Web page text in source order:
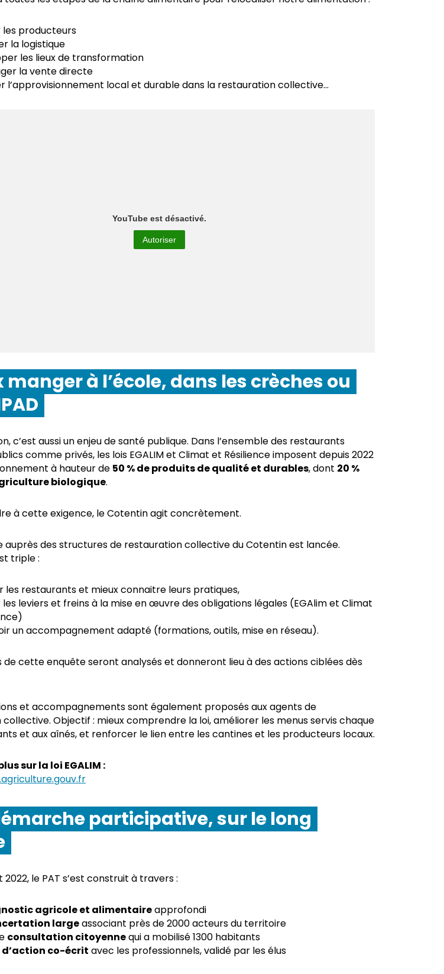
les producteurs
la logistique
les lieux de transformation
la vente directe
l’approvisionnement local et durable dans la restauration collective…
YouTube est désactivé.
Autoriser
manger à l’école, dans les crèches ou
c’est aussi un enjeu de santé publique. Dans l’ensemble des restaurants
comme privés, les lois EGALIM et Climat et Résilience imposent depuis 2022
à hauteur de 50 % de produits de qualité et durables, dont 20 %
biologique.
à cette exigence, le Cotentin agit concrètement.
auprès des structures de restauration collective du Cotentin est lancée.
triple :
les restaurants et mieux connaitre leurs pratiques,
les leviers et freins à la mise en œuvre des obligations légales (EGAlim et Climat
un accompagnement adapté (formations, outils, mise en réseau).
de cette enquête seront analysés et donneront lieu à des actions ciblées dès
et accompagnements sont également proposés aux agents de
Objectif : mieux comprendre la loi, améliorer les menus servis chaque
et aux aînés, et renforcer le lien entre les cantines et les producteurs locaux.
sur la loi EGALIM :
participative, sur le long
2022, le PAT s’est construit à travers :
agricole et alimentaireapprofondi
largeassociant près de 2000 acteurs du territoire
consultation citoyennequi a mobilisé 1300 habitants
co-écrit avec les professionnels, validé par les élus